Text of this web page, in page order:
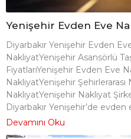
Yenişehir Evden Eve
Diyarbakır Yenişehir Evden
NakliyatYenişehir Asansörlü
FiyatlarıYenişehir Evden Eve
NakliyatYenişehir
NakliyatYenişehir Nakliyat
Diyarbakır Yenişehir’de evden
Devamını Oku